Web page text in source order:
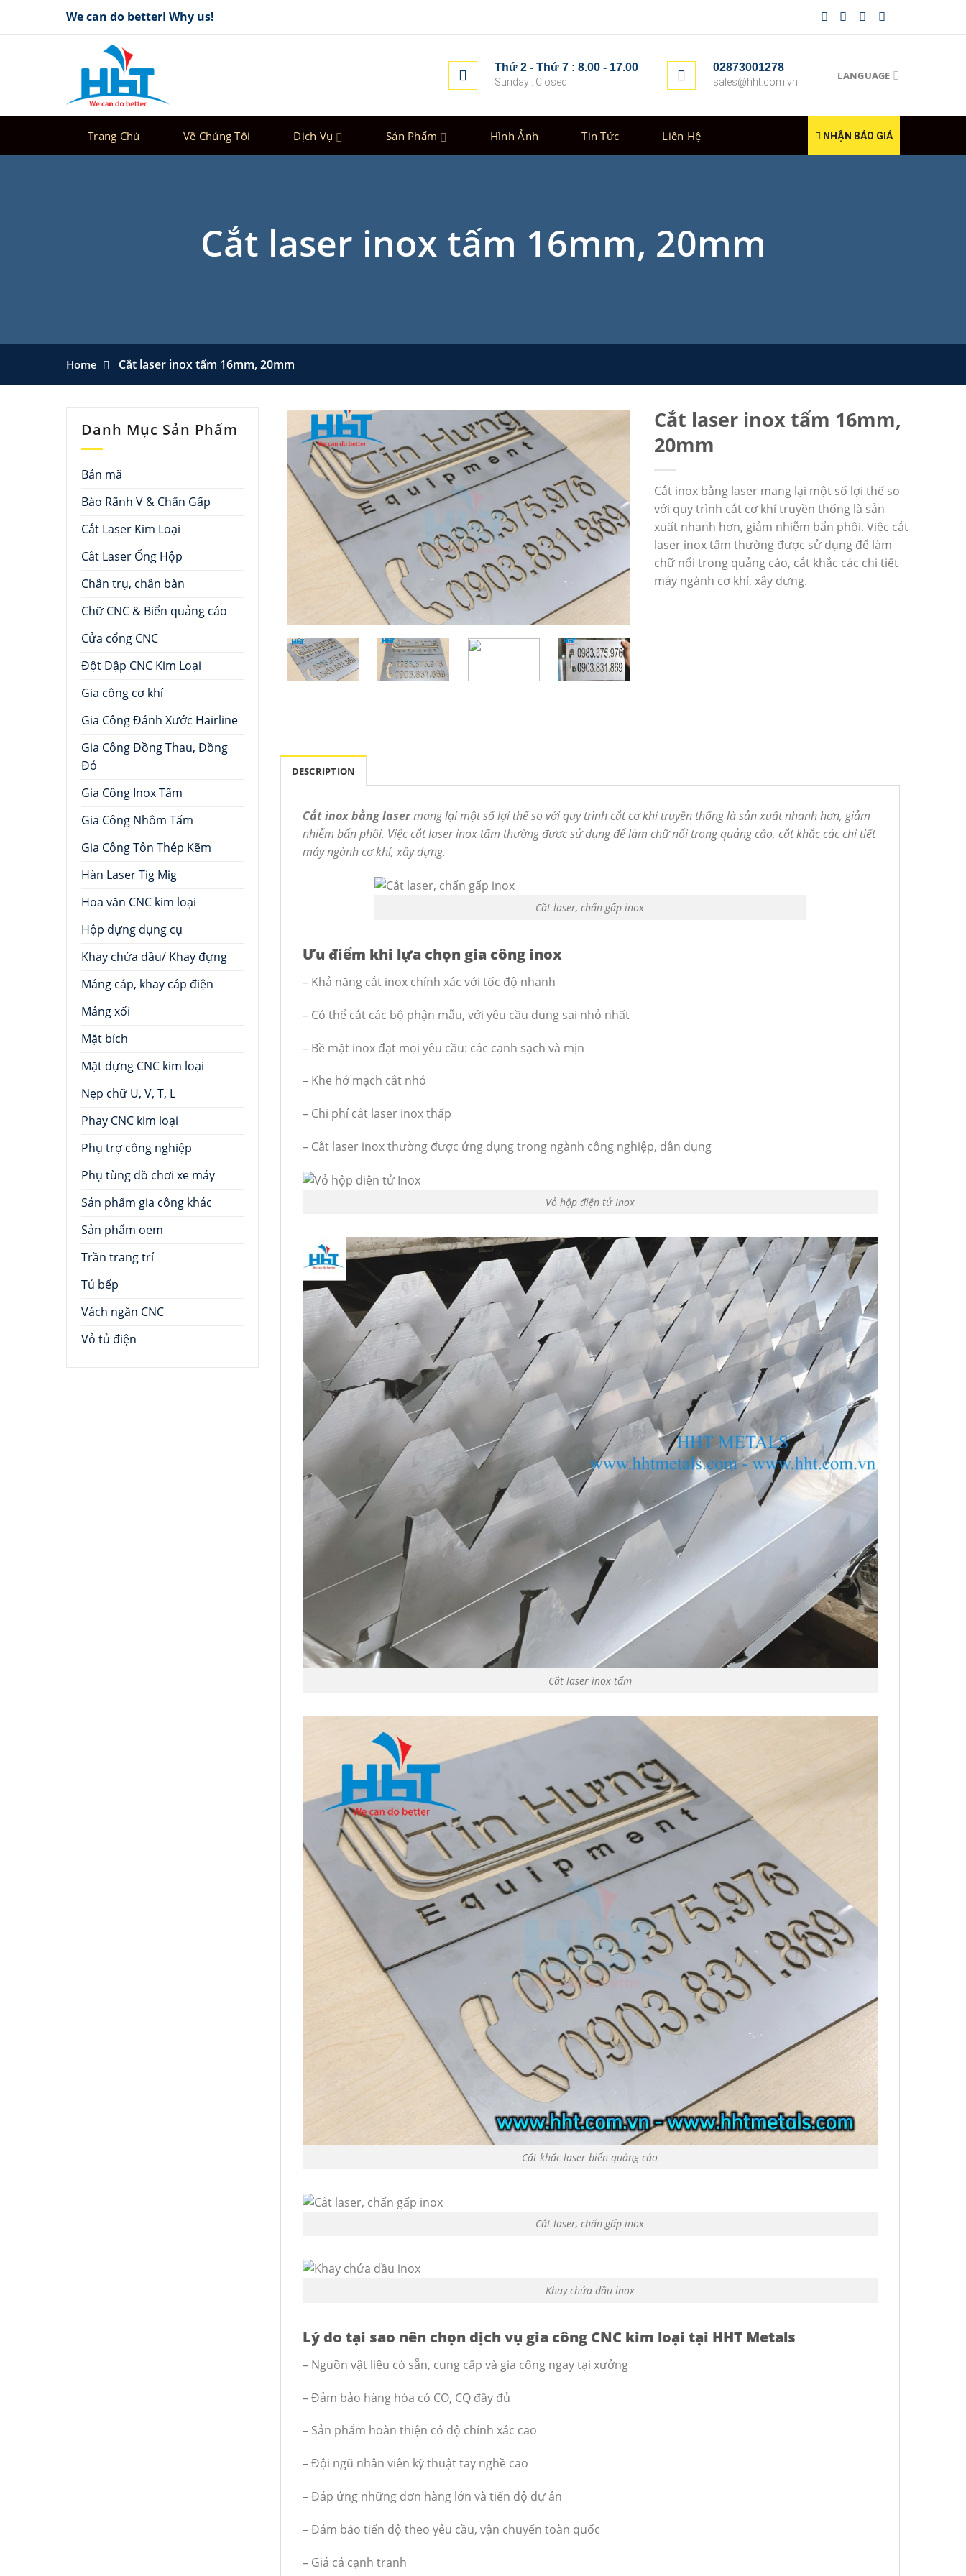
We can do betterI Why us!
Thứ 2 - Thứ 7 : 8.00 - 17.00
Sunday : Closed
02873001278
sales@hht.com.vn LANGUAGE
Trang Chủ Về Chúng Tôi Dịch Vụ Sản Phẩm Hình Ảnh Tin Tức Liên Hệ NHẬN BÁO GIÁ
Cắt laser inox tấm 16mm, 20mm
Home Cắt laser inox tấm 16mm, 20mm
Danh Mục Sản Phẩm
Bản mã
Bào Rãnh V & Chấn Gấp
Cắt Laser Kim Loại
Cắt Laser Ống Hộp
Chân trụ, chân bàn
Chữ CNC & Biển quảng cáo
Cửa cổng CNC
Đột Dập CNC Kim Loại
Gia công cơ khí
Gia Công Đánh Xước Hairline
Gia Công Đồng Thau, Đồng
Đỏ
Gia Công Inox Tấm
Gia Công Nhôm Tấm
Gia Công Tôn Thép Kẽm
Hàn Laser Tig Mig
Hoa văn CNC kim loại
Hộp đựng dụng cụ
Khay chứa dầu/ Khay đựng
Máng cáp, khay cáp điện
Máng xối
Mặt bích
Mặt dựng CNC kim loại
Nẹp chữ U, V, T, L
Phay CNC kim loại
Phụ trợ công nghiệp
Phụ tùng đồ chơi xe máy
Sản phẩm gia công khác
Sản phẩm oem
Trần trang trí
Tủ bếp
Vách ngăn CNC
Vỏ tủ điện
Cắt laser inox tấm 16mm,
20mm
Cắt inox bằng laser mang lại một số lợi thế so
với quy trình cắt cơ khí truyền thống là sản
xuất nhanh hơn, giảm nhiễm bẩn phôi. Việc cắt
laser inox tấm thường được sử dụng để làm
chữ nổi trong quảng cáo, cắt khắc các chi tiết
máy ngành cơ khí, xây dựng.
DESCRIPTION
Cắt inox bằng lasermang lại một số lợi thế so với quy trình cắt cơ khí truyền thống là sản xuất nhanh hơn, giảm
nhiễm bẩn phôi. Việc cắt laser inox tấm thường được sử dụng để làm chữ nổi trong quảng cáo, cắt khắc các chi tiết
máy ngành cơ khí, xây dựng.
Cắt laser, chấn gấp inox
Ưu điểm khi lựa chọn gia công inox
– Khả năng cắt inox chính xác với tốc độ nhanh
– Có thể cắt các bộ phận mẫu, với yêu cầu dung sai nhỏ nhất
– Bề mặt inox đạt mọi yêu cầu: các cạnh sạch và mịn
– Khe hở mạch cắt nhỏ
– Chi phí cắt laser inox thấp
– Cắt laser inox thường được ứng dụng trong ngành công nghiệp, dân dụng
Vỏ hộp điện tử Inox
Cắt laser inox tấm
Cắt khắc laser biển quảng cáo
Cắt laser, chấn gấp inox
Khay chứa dầu inox
Lý do tại sao nên chọn dịch vụ gia công CNC kim loại tại HHT Metals
– Nguồn vật liệu có sẵn, cung cấp và gia công ngay tại xưởng
– Đảm bảo hàng hóa có CO, CQ đầy đủ
– Sản phẩm hoàn thiện có độ chính xác cao
– Đội ngũ nhân viên kỹ thuật tay nghề cao
– Đáp ứng những đơn hàng lớn và tiến độ dự án
– Đảm bảo tiến độ theo yêu cầu, vận chuyển toàn quốc
– Giá cả cạnh tranh